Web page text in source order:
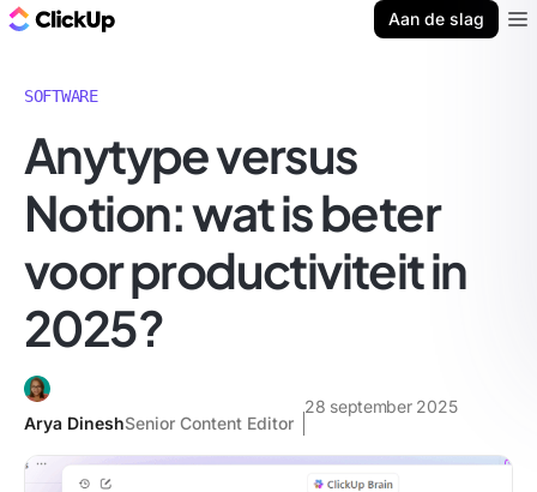
Aan de slag
SOFTWARE
Anytype versus
Notion: wat is beter
voor productiviteit in
2025?
Arya DineshSenior Content Editor
28 september 2025